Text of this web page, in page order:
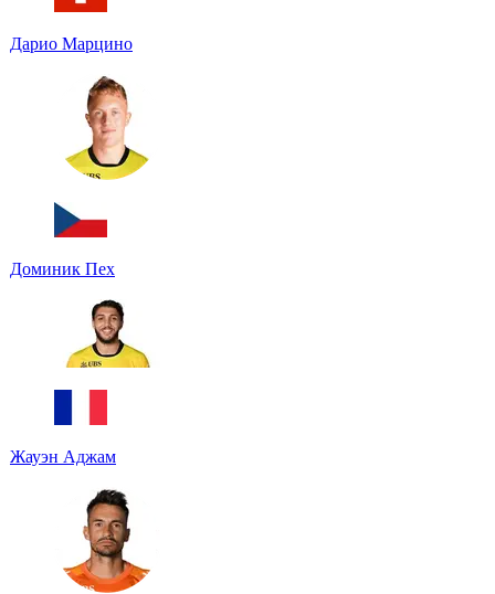
Дарио Марцино
Доминик Пех
Жауэн Аджам